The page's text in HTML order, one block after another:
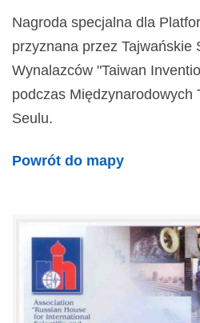
Nagroda specjalna dla
przyznana przez Tajwańskie
Wynalazców "Taiwan
podczas Międzynarodowych
Seulu.
Powrót do mapy